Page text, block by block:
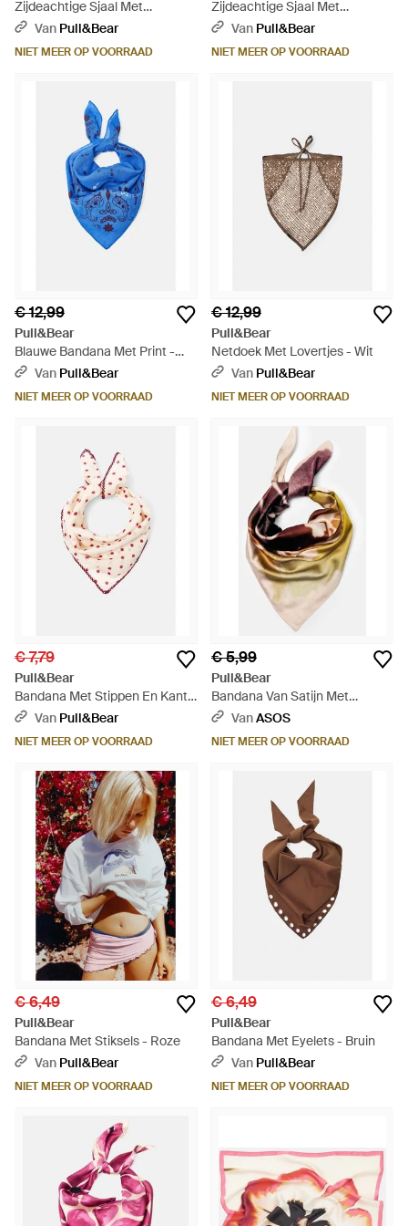
Zijdeachtige Sjaal Met
Bloemen - Roze
Van Pull&Bear
NIET MEER OP VOORRAAD
Zijdeachtige Sjaal Met
Bloemen - Meerkleurig
Van Pull&Bear
NIET MEER OP VOORRAAD
€ 12,99
Pull&Bear
Blauwe Bandana Met Print -
Blauw
Van Pull&Bear
NIET MEER OP VOORRAAD
€ 12,99
Pull&Bear
Netdoek Met Lovertjes - Wit
Van Pull&Bear
NIET MEER OP VOORRAAD
€ 7,79
Pull&Bear
Bandana Met Stippen En Kant -
RozeVan Pull&Bear
NIET MEER OP VOORRAAD
€ 5,99
Pull&Bear
Bandana Van Satijn Met
Bloemenprint - Metallic
VanASOS
NIET MEER OP VOORRAAD
€ 6,49
Pull&Bear
Bandana Met Stiksels - Roze
Van Pull&Bear
NIET MEER OP VOORRAAD
€ 6,49
Pull&Bear
Bandana Met Eyelets - Bruin
Van Pull&Bear
NIET MEER OP VOORRAAD